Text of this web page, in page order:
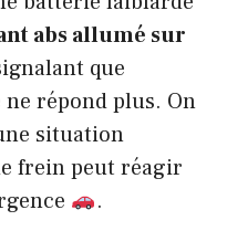
abs allumé sur
que
ne répond plus. On
situation
frein peut réagir
.